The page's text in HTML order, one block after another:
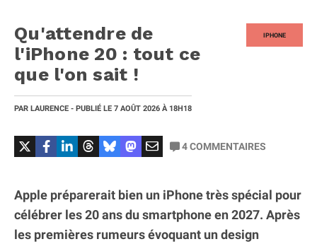
IPHONE
Qu'attendre de
l'iPhone 20 : tout ce
que l'on sait !
PAR LAURENCE - PUBLIÉ LE 7 AOÛT 2026 À 18H18
4COMMENTAIRES
Apple préparerait bien un iPhone très spécial pour
célébrer les 20 ans du smartphone en 2027. Après
les premières rumeurs évoquant un design